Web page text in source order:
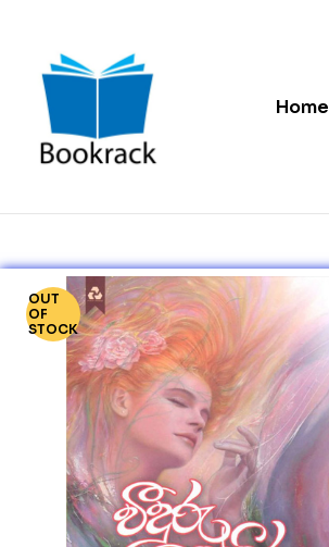
Online
Store
in
Sri
Home
OUT
OF
STOCK